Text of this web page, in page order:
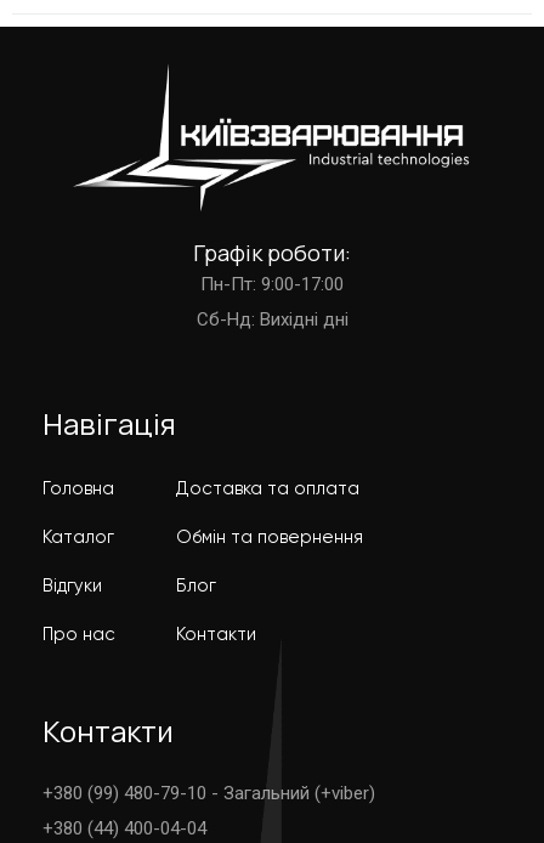
Графік роботи:
Пн-Пт: 9:00-17:00
Cб-Нд: Вихідні дні
Навігація
Головна
Каталог
Відгуки
Про нас
Доставка та оплата
Обмін та повернення
Блог
Контакти
Контакти
+380 (99) 480-79-10 - Загальний (+viber)
+380 (44) 400-04-04